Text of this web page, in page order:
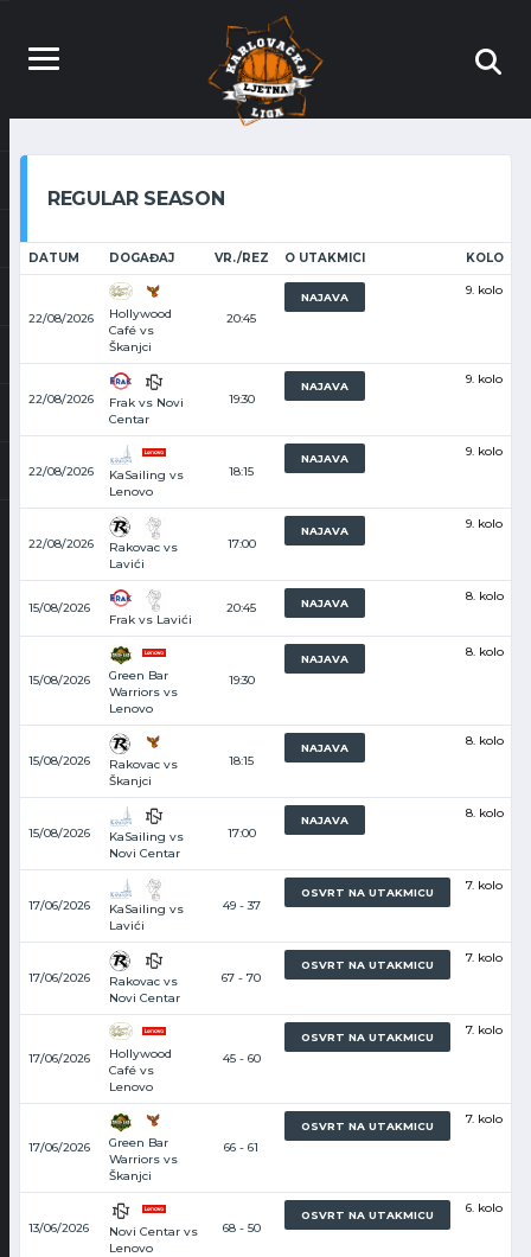
REGULAR SEASON
DATUM DOGAĐAJ VR./REZ O UTAKMICI KOLO
22/08/2026
Hollywood
Café vs
Škanjci
20:45
NAJAVA 9. kolo
22/08/2026
Frak vs Novi
Centar
19:30
NAJAVA 9. kolo
22/08/2026
KaSailing vs
Lenovo
18:15
NAJAVA 9. kolo
22/08/2026
Rakovac vs
Lavići
17:00
NAJAVA 9. kolo
15/08/2026
Frak vs Lavići
20:45 NAJAVA 8. kolo
15/08/2026
Green Bar
Warriors vs
Lenovo
19:30
NAJAVA 8. kolo
15/08/2026
Rakovac vs
Škanjci
18:15
NAJAVA 8. kolo
15/08/2026
KaSailing vs
Novi Centar
17:00
NAJAVA 8. kolo
17/06/2026
KaSailing vs
Lavići
49 - 37
OSVRT NA UTAKMICU 7. kolo
17/06/2026
Rakovac vs
Novi Centar
67 - 70
OSVRT NA UTAKMICU 7. kolo
17/06/2026
Hollywood
Café vs
Lenovo
45 - 60
OSVRT NA UTAKMICU 7. kolo
17/06/2026
Green Bar
Warriors vs
Škanjci
66 - 61
OSVRT NA UTAKMICU 7. kolo
13/06/2026
Novi Centar vs
Lenovo
68 - 50
OSVRT NA UTAKMICU 6. kolo